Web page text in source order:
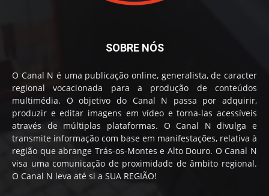
SOBRE NÓS
O Canal N é uma publicação online, generalista, de caracter
regional vocacionada para a produção de conteúdos
multimédia. O objetivo do Canal N passa por adquirir,
produzir e editar imagens em vídeo e torna-las acessíveis
através de múltiplas plataformas. O Canal N divulga e
transmite informação com base em manifestações, relativa à
região que abrange Trás-os-Montes e Alto Douro. O Canal N
visa uma comunicação de proximidade de âmbito regional.
O Canal N leva até si a SUA REGIÃO!